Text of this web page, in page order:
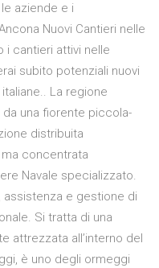
aziende e i
Nuovi Cantieri nelle
i cantieri attivi nelle
subito potenziali nuovi
La regione
una fiorente piccola-
distribuita
concentrata
Navale specializzato.
e gestione di
Si tratta di una
attrezzata all’interno del
è uno degli ormeggi